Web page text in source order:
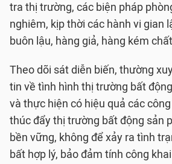
tra thị trường, các biện pháp
nghiêm, kịp thời các hành vi gian
buôn lậu, hàng giả, hàng kém
Theo dõi sát diễn biến, thường
tin về tình hình thị trường bất
và thực hiện có hiệu quả các
thúc đẩy thị trường bất động sản
bền vững, không để xảy ra tình
bất hợp lý, bảo đảm tính công